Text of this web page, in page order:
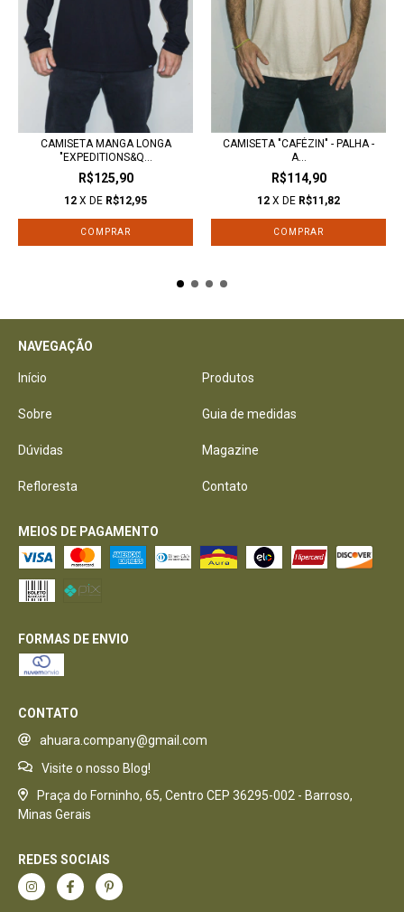
CAMISETA MANGA LONGA
"EXPEDITIONS&Q...
R$125,90
12 X DE R$12,95
COMPRAR
CAMISETA "CAFÉZIN" - PALHA -
A...
R$114,90
12 X DE R$11,82
COMPRAR
NAVEGAÇÃO
Início Produtos
Sobre Guia de medidas
Dúvidas Magazine
Refloresta Contato
MEIOS DE PAGAMENTO
FORMAS DE ENVIO
CONTATO
ahuara.company@gmail.com
Visite o nosso Blog!
Praça do Forninho, 65, Centro CEP 36295-002 - Barroso,
Minas Gerais
REDES SOCIAIS